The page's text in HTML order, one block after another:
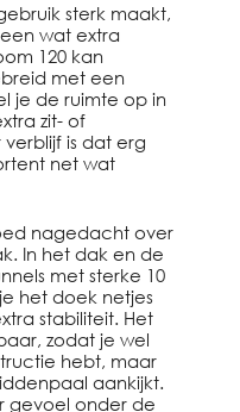
sterk maakt,
wat extra
120 kan
met een
je de ruimte op in
zit- of
is dat erg
net wat
nagedacht over
In het dak en de
met sterke 10
het doek netjes
stabiliteit. Het
zodat je wel
hebt, maar
aankijkt.
gevoel onder de